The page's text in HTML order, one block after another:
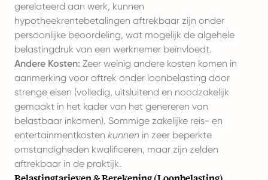
gerelateerd aan werk, kunnen
hypotheekrentebetalingen aftrekbaar zijn onder
persoonlijke beoordeling, wat mogelijk de algehele
belastingdruk van een werknemer beïnvloedt.
Andere Kosten: Zeer weinig andere kosten komen in
aanmerking voor aftrek onder loonbelasting door
strenge eisen (volledig, uitsluitend en noodzakelijk
gemaakt in het kader van het genereren van
belastbaar inkomen). Sommige zakelijke reis- en
entertainmentkosten kunnen in zeer beperkte
omstandigheden kwalificeren, maar zijn zelden
aftrekbaar in de praktijk.